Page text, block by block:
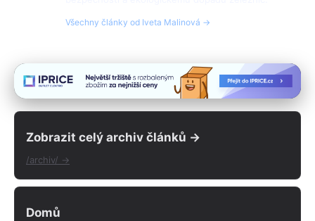
Všechny články od Iveta Malinová →
Zobrazit celý archiv článků →
/archiv/ →
Domů